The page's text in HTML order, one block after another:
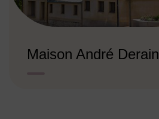
Maison André Derain